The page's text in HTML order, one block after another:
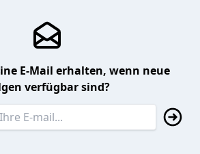
E-Mail erhalten, wenn neue
verfügbar sind?